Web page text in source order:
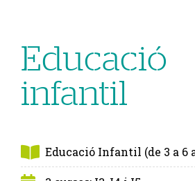
Edu­cació
infantil
Educació Infantil (de 3 a 6